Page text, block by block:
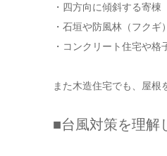
・四方向に傾斜する寄
・石垣や防風林（フクギ
・コンクリート住宅や格
また木造住宅でも、屋根
■台風対策を理解